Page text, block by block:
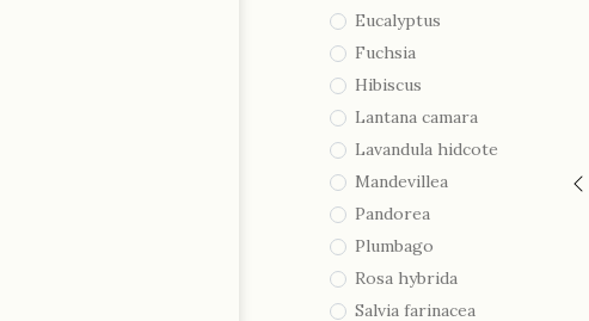
Eucalyptus
Fuchsia
Hibiscus
Lantana camara
Lavandula hidcote
Mandevillea
Pandorea
Plumbago
Rosa hybrida
Salvia farinacea